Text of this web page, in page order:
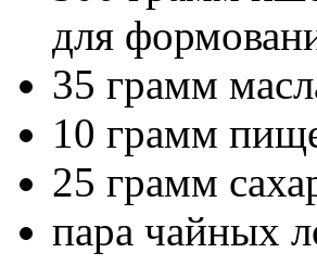
для
35 грамм
10 грамм
25 грамм
пара чайных